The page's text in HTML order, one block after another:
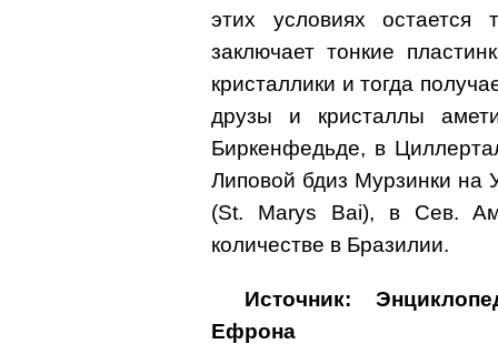
этих условиях
заключает тонкие
кристаллики и тогда
друзы и кристаллы
Биркенфедьде, в
Липовой бдиз Мурзинки
(St. Marys Bai), в Сев.
количестве в Бразилии.
Источник:
Ефрона